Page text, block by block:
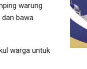
warung
bawa
warga untuk